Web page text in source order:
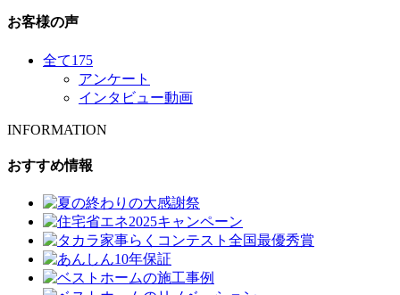
お客様の声
全て175
アンケート
インタビュー動画
INFORMATION
おすすめ情報